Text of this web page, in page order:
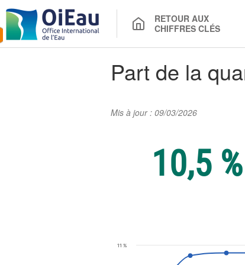
RETOUR AUX
CHIFFRES CLÉS
Part de la
Mis à jour : 09/03/2026
10,5 %
Chiffre clé :
Line chart with 15 data points.
11 %